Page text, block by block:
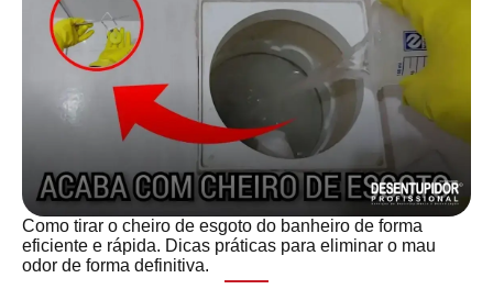
Como tirar o cheiro de esgoto do banheiro de forma
eficiente e rápida. Dicas práticas para eliminar o mau
odor de forma definitiva.